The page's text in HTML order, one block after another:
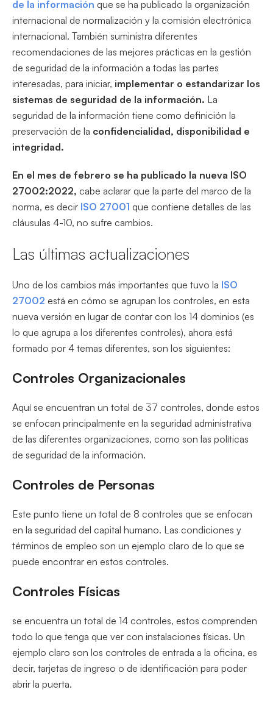
de la información que se ha publicado la organización
internacional de normalización y la comisión electrónica
internacional. También suministra diferentes
recomendaciones de las mejores prácticas en la gestión
de seguridad de la información a todas las partes
interesadas, para iniciar, implementar o estandarizar los
sistemas de seguridad de la información. La
seguridad de la información tiene como definición la
preservación de la confidencialidad, disponibilidad e
integridad.
En el mes de febrero se ha publicado la nueva ISO
27002:2022, cabe aclarar que la parte del marco de la
norma, es decir lSO 27001 que contiene detalles de las
cláusulas 4-10, no sufre cambios.
Las últimas actualizaciones
Uno de los cambios más importantes que tuvo la ISO
27002 está en cómo se agrupan los controles, en esta
nueva versión en lugar de contar con los 14 dominios (es
lo que agrupa a los diferentes controles), ahora está
formado por 4 temas diferentes, son los siguientes:
Controles Organizacionales
Aquí se encuentran un total de 37 controles, donde estos
se enfocan principalmente en la seguridad administrativa
de las diferentes organizaciones, como son las políticas
de seguridad de la información.
Controles de Personas
Este punto tiene un total de 8 controles que se enfocan
en la seguridad del capital humano. Las condiciones y
términos de empleo son un ejemplo claro de lo que se
puede encontrar en estos controles.
Controles Físicas
se encuentra un total de 14 controles, estos comprenden
todo lo que tenga que ver con instalaciones físicas. Un
ejemplo claro son los controles de entrada a la oficina, es
decir, tarjetas de ingreso o de identificación para poder
abrir la puerta.